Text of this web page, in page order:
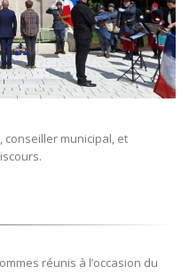
conseiller municipal, et
réunis à l’occasion du